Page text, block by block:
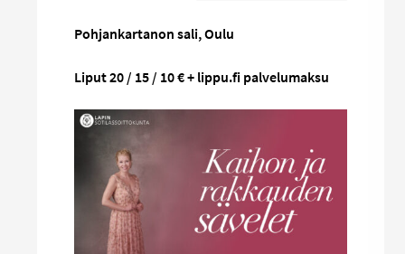
Pohjankartanon sali, Oulu
Liput 20 / 15 / 10 € + lippu.fi palvelumaksu